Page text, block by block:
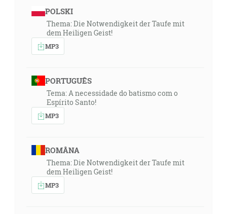
POLSKI
Thema: Die Notwendigkeit der Taufe mit
dem Heiligen Geist!
MP3
PORTUGUÊS
Tema: A necessidade do batismo com o
Espírito Santo!
MP3
ROMÂNA
Thema: Die Notwendigkeit der Taufe mit
dem Heiligen Geist!
MP3